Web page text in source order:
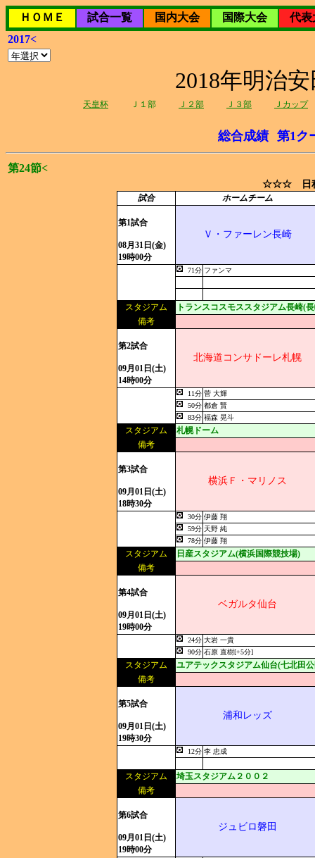
ＨＯＭＥ 試合一覧 国内大会 国際大会
代表
2017<
2018年明治
天皇杯 Ｊ１部 Ｊ２部 Ｊ３部 Ｊカップ
総合成績 第1ク
第24節<
☆☆☆ 日
試合 ホームチーム
第1試合
08月31日(金)
19時00分
Ｖ・ファーレン長崎
71分 ファンマ
スタジアム
トランスコスモススタジアム長崎(
備考
第2試合
09月01日(土)
14時00分
北海道コンサドーレ札幌
11分 菅 大輝
50分 都倉 賢
83分 福森 晃斗
スタジアム
札幌ドーム
備考
第3試合
09月01日(土)
18時30分
横浜Ｆ・マリノス
30分 伊藤 翔
59分 天野 純
78分 伊藤 翔
スタジアム
日産スタジアム(横浜国際競技場)
備考
第4試合
09月01日(土)
19時00分
ベガルタ仙台
24分 大岩 一貴
90分 石原 直樹[+5分]
スタジアム
ユアテックスタジアム仙台(七北田
備考
第5試合
09月01日(土)
19時30分
浦和レッズ
12分 李 忠成
スタジアム
埼玉スタジアム２００２
備考
第6試合
09月01日(土)
19時00分
ジュビロ磐田